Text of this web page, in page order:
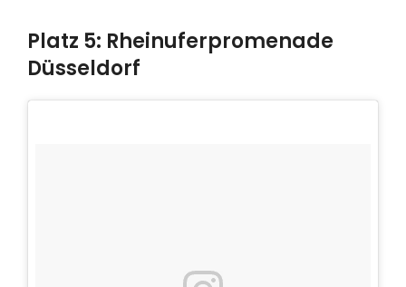
Platz 5: Rheinuferpromenade
Düsseldorf